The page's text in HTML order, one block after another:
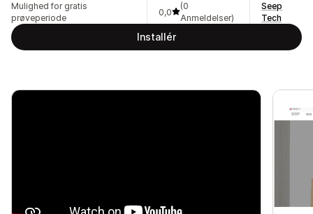
Mulighed for gratis
prøveperiode
0,0
(0
Anmeldelser)
Seep
Tech
Installér